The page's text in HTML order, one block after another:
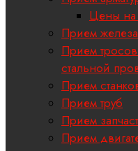
Цены на
Прием
Прием
стальной
Прием
Прием труб
Прием
Прием